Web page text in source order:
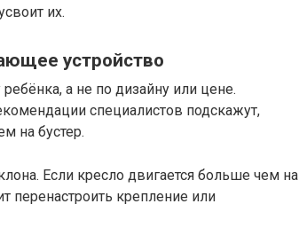
их.
устройство
а не по дизайну или цене.
специалистов подскажут,
на бустер.
Если кресло двигается больше чем на
перенастроить крепление или